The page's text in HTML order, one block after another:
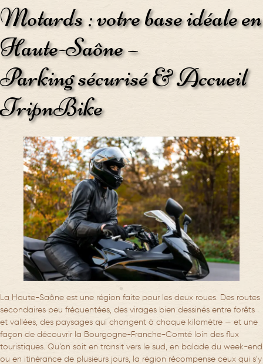
Motards : votre base idéale en
Haute-Saône –
Parking sécurisé & Accueil
TripnBike
La Haute-Saône est une région faite pour les deux roues. Des routes
secondaires peu fréquentées, des virages bien dessinés entre forêts
et vallées, des paysages qui changent à chaque kilomètre — et une
façon de découvrir la Bourgogne-Franche-Comté loin des flux
touristiques. Qu’on soit en transit vers le sud, en balade du week-end
ou en itinérance de plusieurs jours, la région récompense ceux qui s’y